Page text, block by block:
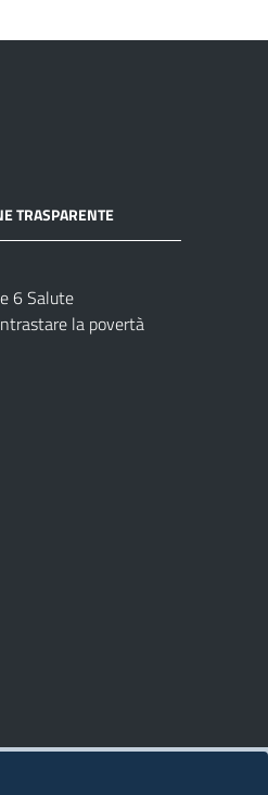
TRASPARENTE
6 Salute
la povertà